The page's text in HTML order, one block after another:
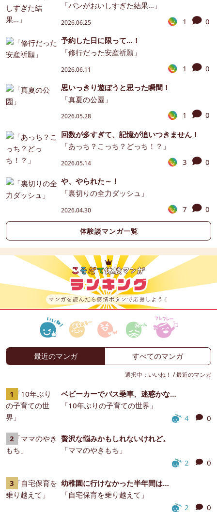
「パンがおいしすぎた結果…」
2026.06.25 1
0
予約した日に限って…！
「修行だった安産祈願」
2026.06.11 1
0
思いっきり遊ぼうと思った瞬間！
「真夏の公園」
2026.05.28 1
0
回数が多すぎて、記憶が追いつきません！
「あっち？こっち？どっち！？」
2026.05.14 3
0
や、やられた～！
「裏切りの全力ダッシュ」
2026.04.30 7 0
体験談マンガ一覧
最近のマンガ すべてのマンガ
選択中： いいね！ /最近のマンガ
ベビーカーでバス乗車、迷惑かな…
「10年ぶりの子育ての世界」
4
0
贅沢な悩みかもしれないけれど。
「ママのやきもち」
2
0
幼稚園に行けなかった半年間は…
「自宅保育を乗り越えて」
2
0